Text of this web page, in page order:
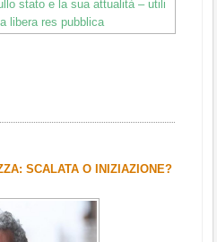
SCALATA O INIZIAZIONE?